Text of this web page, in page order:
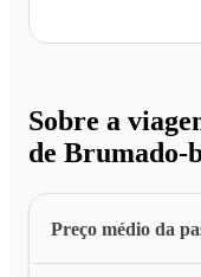
Sobre a
de Brumado-
Preço médio da